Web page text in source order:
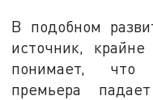
В подобном
источник,
понимает, что
премьера